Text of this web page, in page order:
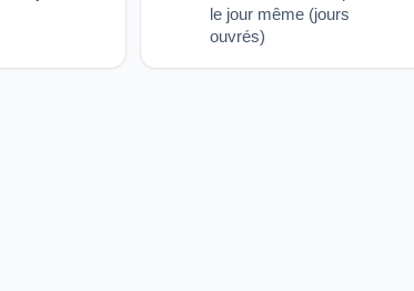
le jour même (jours
ouvrés)